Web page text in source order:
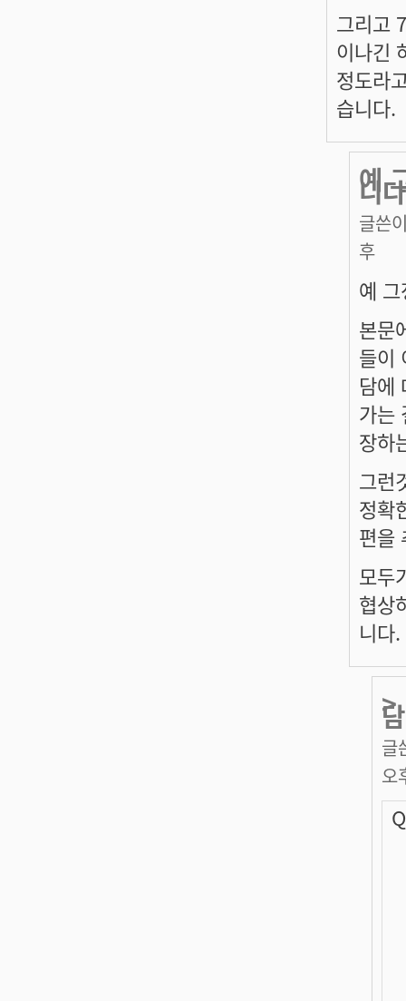
그리고
이나긴
정도라
습니다.
예
니
글쓴
후
예
본문
들이
담에
가는
장하
그런
정확
편을
모두
협상
니다.
>
글
오